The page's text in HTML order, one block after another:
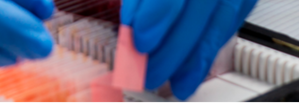
Donatie wijzigen of opzeggen
Contact